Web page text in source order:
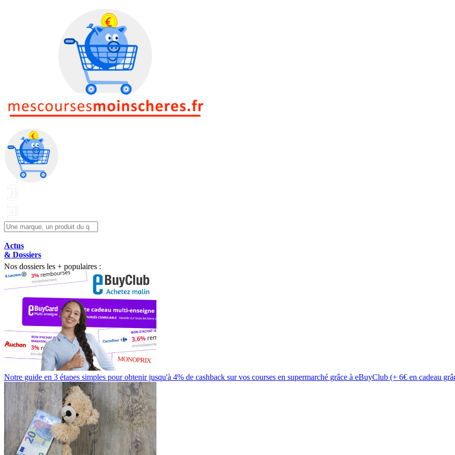
Actus
& Dossiers
Nos dossiers les + populaires :
Notre guide en 3 étapes simples pour obtenir jusqu'à 4% de cashback sur vos courses en supermarché grâce à eBuyClub (+ 6€ en cadeau